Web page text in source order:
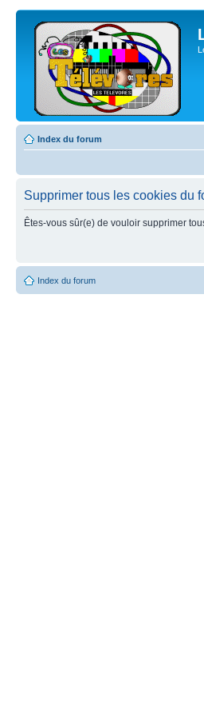
Index du forum
Supprimer tous les cookies du
Êtes-vous sûr(e) de vouloir supprimer
Index du forum